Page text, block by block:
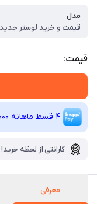
مدل
قیمت:
4 قسط ماهانه 1,620,000 تومانی با اسنپ ‌پی! (بدون کارمزد)
گارانتی از لحظه خرید!
معرفی